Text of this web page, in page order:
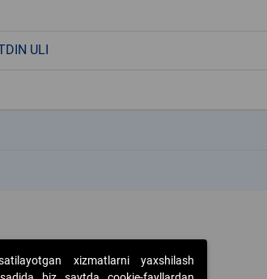
ULI
xizmatlarni yaxshilash